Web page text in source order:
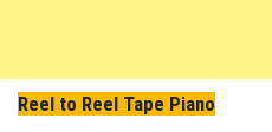
Reel to Reel Tape Piano